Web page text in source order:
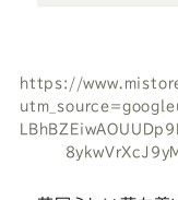
https://